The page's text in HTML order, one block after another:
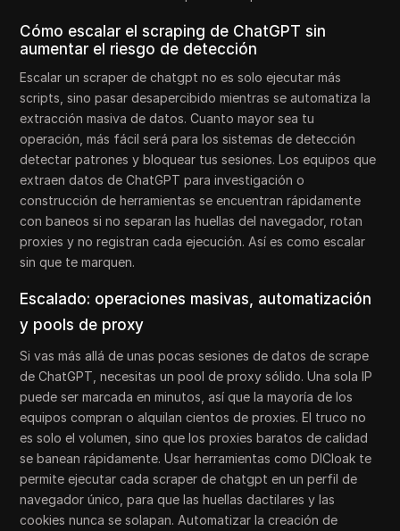
Cómo escalar el scraping de ChatGPT sin
aumentar el riesgo de detección
Escalar un scraper de chatgpt no es solo ejecutar más
scripts, sino pasar desapercibido mientras se automatiza la
extracción masiva de datos. Cuanto mayor sea tu
operación, más fácil será para los sistemas de detección
detectar patrones y bloquear tus sesiones. Los equipos que
extraen datos de ChatGPT para investigación o
construcción de herramientas se encuentran rápidamente
con baneos si no separan las huellas del navegador, rotan
proxies y no registran cada ejecución. Así es como escalar
sin que te marquen.
Escalado: operaciones masivas, automatización
y pools de proxy
Si vas más allá de unas pocas sesiones de datos de scrape
de ChatGPT, necesitas un pool de proxy sólido. Una sola IP
puede ser marcada en minutos, así que la mayoría de los
equipos compran o alquilan cientos de proxies. El truco no
es solo el volumen, sino que los proxies baratos de calidad
se banean rápidamente. Usar herramientas como DICloak te
permite ejecutar cada scraper de chatgpt en un perfil de
navegador único, para que las huellas dactilares y las
cookies nunca se solapan. Automatizar la creación de